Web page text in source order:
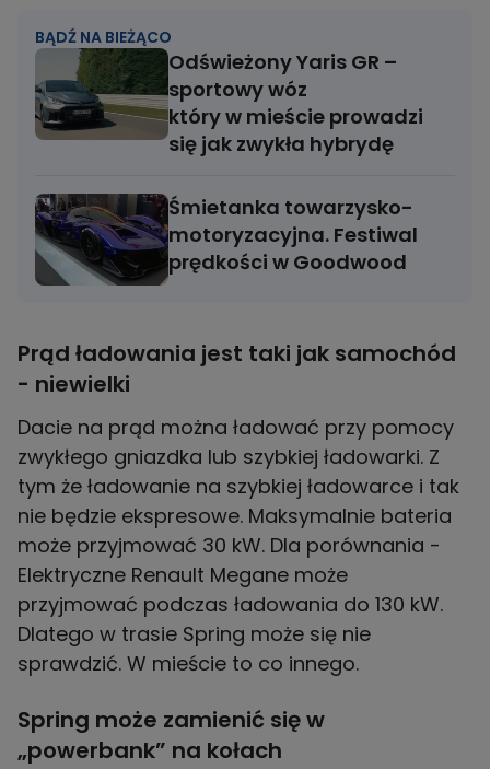
BĄDŹ NA BIEŻĄCO
Odświeżony Yaris GR –
sportowy wóz
który w mieście prowadzi
się jak zwykła hybrydę
Śmietanka towarzysko-
motoryzacyjna. Festiwal
prędkości w Goodwood
Prąd ładowania jest taki jak samochód
- niewielki
Dacie na prąd można ładować przy pomocy
zwykłego gniazdka lub szybkiej ładowarki. Z
tym że ładowanie na szybkiej ładowarce i tak
nie będzie ekspresowe. Maksymalnie bateria
może przyjmować 30 kW. Dla porównania -
Elektryczne Renault Megane może
przyjmować podczas ładowania do 130 kW.
Dlatego w trasie Spring może się nie
sprawdzić. W mieście to co innego.
Spring może zamienić się w
„powerbank” na kołach